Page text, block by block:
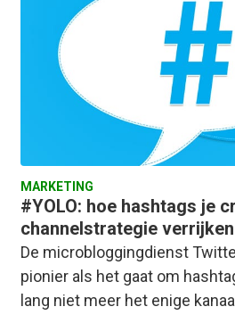
MARKETING
#YOLO: hoe hashtags je
channelstrategie verrijken
De microbloggingdienst
pionier als het gaat om
lang niet meer het enige